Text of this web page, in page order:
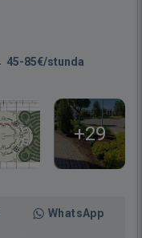
45-85€/stunda
+29
WhatsApp